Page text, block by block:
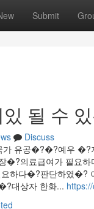
Submit
될 수
Discuss
유공�?�?예우 �?
�?의료급여가 필
하다�?판단하였�?
대상자 한화...